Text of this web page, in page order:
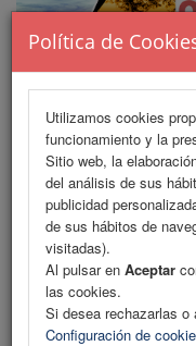
Política de
Utilizamos cookies
funcionamiento y la
Sitio web, la
del análisis de sus
publicidad
de sus hábitos de
visitadas).
Al pulsar en Aceptar
las cookies.
Si desea rechazarlas o
Configuración de
MENU
Información de reservas
Reserva online
Boletín reservas (PDF)